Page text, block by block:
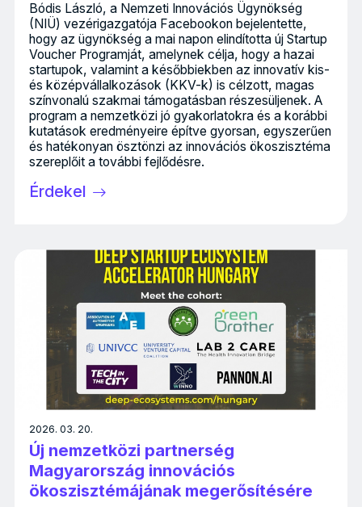
Bódis László, a Nemzeti Innovációs Ügynökség
(NIÜ) vezérigazgatója Facebookon bejelentette,
hogy az ügynökség a mai napon elindította új Startup
Voucher Programját, amelynek célja, hogy a hazai
startupok, valamint a későbbiekben az innovatív kis-
és középvállalkozások (KKV-k) is célzott, magas
színvonalú szakmai támogatásban részesüljenek. A
program a nemzetközi jó gyakorlatokra és a korábbi
kutatások eredményeire építve gyorsan, egyszerűen
és hatékonyan ösztönzi az innovációs ökoszisztéma
szereplőit a további fejlődésre.
Érdekel
2026. 03. 20.
Új nemzetközi partnerség
Magyarország innovációs
ökoszisztémájának megerősítésére